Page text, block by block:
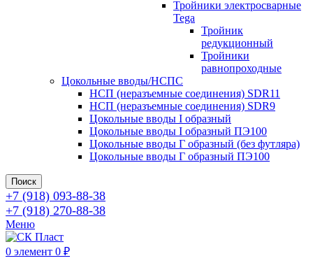
Тройники электросварные
Tega
Тройник
редукционный
Тройники
равнопроходные
Цокольные вводы/НСПС
НСП (неразъемные соединения) SDR11
НСП (неразъемные соединения) SDR9
Цокольные вводы I образный
Цокольные вводы I образный ПЭ100
Цокольные вводы Г образный (без футляра)
Цокольные вводы Г образный ПЭ100
Поиск
+7 (918) 093-88-38
+7 (918) 270-88-38
Меню
0 элемент 0 ₽